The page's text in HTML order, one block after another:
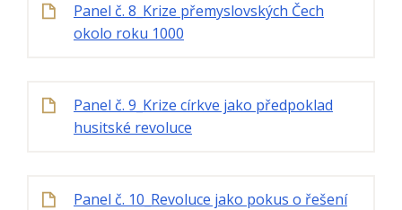
Panel č. 8_Krize přemyslovských Čech
okolo roku 1000
Panel č. 9_Krize církve jako předpoklad
husitské revoluce
Panel č. 10_Revoluce jako pokus o řešení